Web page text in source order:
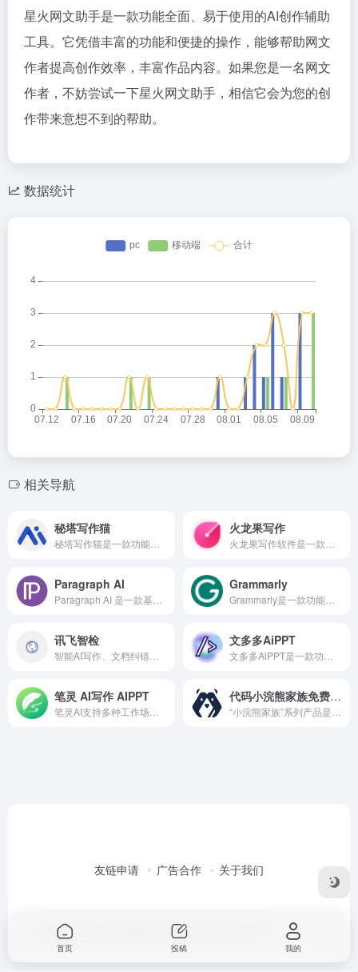
星火网文助手是一款功能全面、易于使用的AI创作辅助
工具。它凭借丰富的功能和便捷的操作，能够帮助网文
作者提高创作效率，丰富作品内容。如果您是一名网文
作者，不妨尝试一下星火网文助手，相信它会为您的创
作带来意想不到的帮助。
数据统计
相关导航
秘塔写作猫 火龙果写作
Paragraph AI Grammarly
讯飞智检 文多多AiPPT
笔灵 AI写作 AIPPT 代码小浣熊家族免费ai编程raccoon浣熊
友链申请 广告合作 关于我们
Copyright © 2026 桂ICP备2024021323号-1
首页 投稿 我的